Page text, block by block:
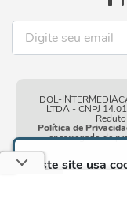
Este site usa
acordo com os
DOL-
LTDA - CNPJ
Política de
encarregado de